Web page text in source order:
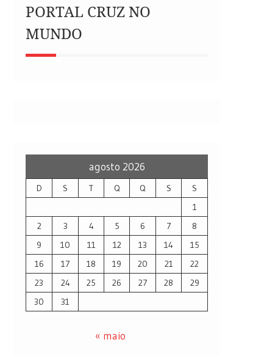
PORTAL CRUZ NO
MUNDO
agosto 2026
D S T Q Q S
S
1
2
3 4 5 6 7
8
9
10 11 12 13 14
15
16
17 18 19 20 21
22
23
24 25 26 27 28
29
30
31
« maio